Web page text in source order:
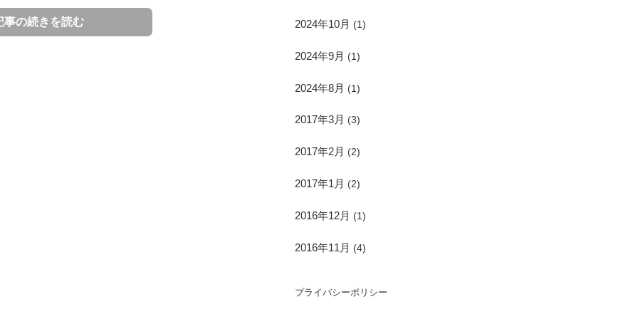
事の続きを読む 2024年10月 (1)
2024年9月 (1)
2024年8月 (1)
2017年3月 (3)
2017年2月 (2)
2017年1月 (2)
2016年12月 (1)
2016年11月 (4)
プライバシーポリシー